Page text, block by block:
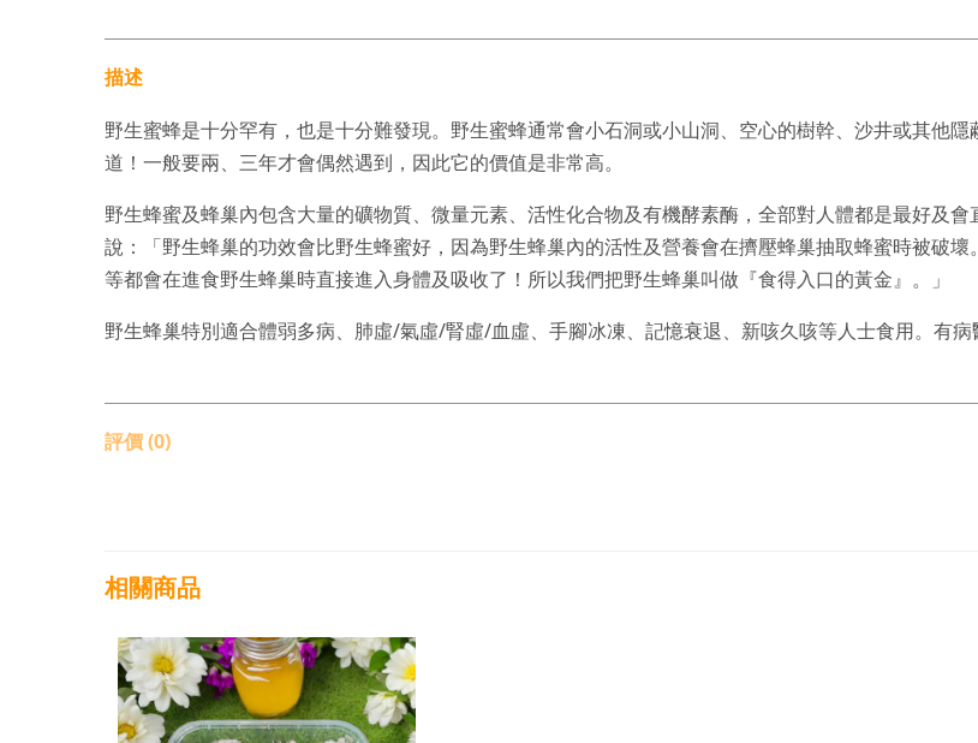
描述
野生蜜蜂是十分罕有，也是十分難發現。野生蜜蜂通常會小石洞或小山洞、空心的樹幹、沙井或其他
道！一般要兩、三年才會偶然遇到，因此它的價值是非常高。
野生蜂蜜及蜂巢內包含大量的礦物質、微量元素、活性化合物及有機酵素酶，全部對人體都是最好及
說：「野生蜂巢的功效會比野生蜂蜜好，因為野生蜂巢內的活性及營養會在擠壓蜂巢抽取蜂蜜時被破
等都會在進食野生蜂巢時直接進入身體及吸收了！所以我們把野生蜂巢叫做『食得入口的黃金』。」
野生蜂巢特別適合體弱多病、肺虛/氣虛/腎虛/血虛、手腳冰凍、記憶衰退、新咳久咳等人士食用。有病
評價 (0)
相關商品